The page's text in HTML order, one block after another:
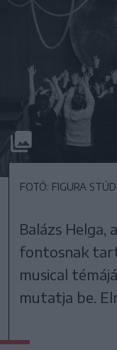
FOTÓ: FIGURA
Balázs Helga,
fontosnak
musical
mutatja be.